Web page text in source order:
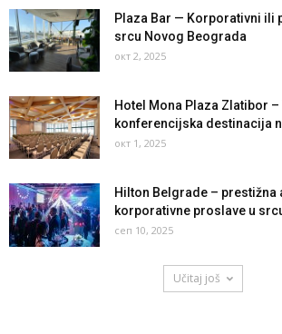
Plaza Bar — Korporativni ili
srcu Novog Beograda
окт 2, 2025
Hotel Mona Plaza Zlatibor
konferencijska destinacija
окт 1, 2025
Hilton Belgrade – prestižna
korporativne proslave u
сеп 10, 2025
Učitaj još